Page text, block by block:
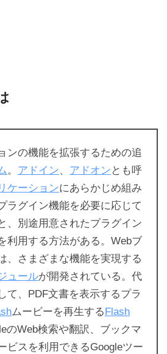
ンの機能を拡張するための追
。 アドイン、 アドオン とも呼
ケーションにあらかじめ組み
ラグイン機能を必要に応じて
、別途用意されたプラグイン
利用する方法がある。Webブ
、さまざまな機能を実現する
ュールが開発されている。代
て、PDF文書を表示するプラ
ムービーを再生する Flash
のWeb検索や翻訳、ブックマ
ビスを利用できるGoogleツー